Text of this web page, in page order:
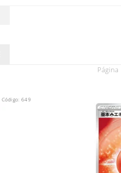
Página
Código:649